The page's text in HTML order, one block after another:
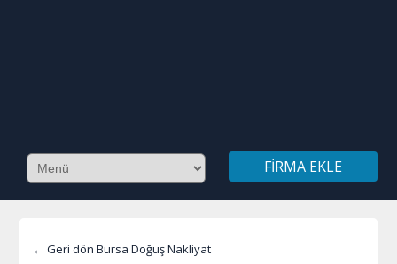
FIRMA EKLE
← Geri dön Bursa Doğuş Nakliyat